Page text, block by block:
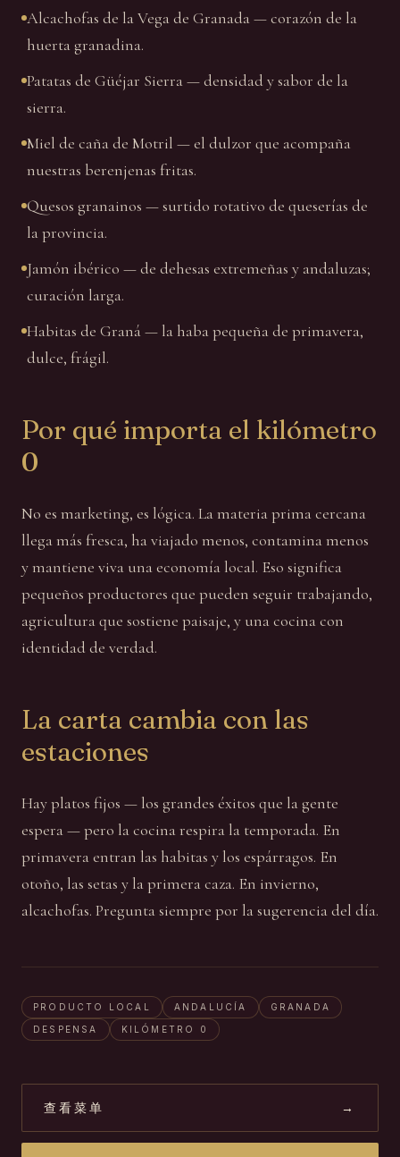
Alcachofas de la Vega de Granada — corazón de la
huerta granadina.
Patatas de Güéjar Sierra — densidad y sabor de la
sierra.
Miel de caña de Motril — el dulzor que acompaña
nuestras berenjenas fritas.
Quesos granainos — surtido rotativo de queserías de
la provincia.
Jamón ibérico — de dehesas extremeñas y andaluzas;
curación larga.
Habitas de Graná — la haba pequeña de primavera,
dulce, frágil.
Por qué importa el kilómetro
0
No es marketing, es lógica. La materia prima cercana
llega más fresca, ha viajado menos, contamina menos
y mantiene viva una economía local. Eso significa
pequeños productores que pueden seguir trabajando,
agricultura que sostiene paisaje, y una cocina con
identidad de verdad.
La carta cambia con las
estaciones
Hay platos fijos — los grandes éxitos que la gente
espera — pero la cocina respira la temporada. En
primavera entran las habitas y los espárragos. En
otoño, las setas y la primera caza. En invierno,
alcachofas. Pregunta siempre por la sugerencia del día.
PRODUCTO LOCAL ANDALUCÍA GRANADA
DESPENSA KILÓMETRO 0
查看菜单 →